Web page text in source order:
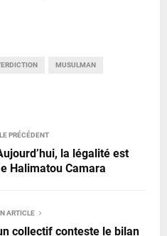
MUSULMAN
PRÉCÉDENT
la légalité est
Halimatou Camara
ARTICLE
collectif conteste le bilan